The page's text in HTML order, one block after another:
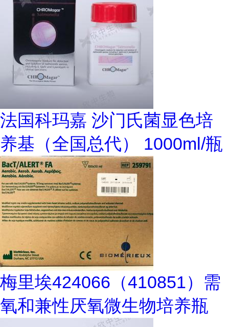
法国科玛嘉 沙门氏菌显色培
养基（全国总代） 1000ml/瓶
梅里埃424066（410851）需
氧和兼性厌氧微生物培养瓶